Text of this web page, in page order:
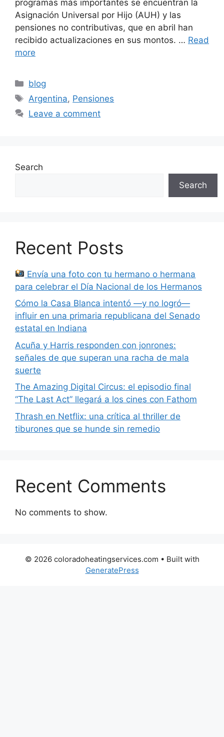
programas más importantes se encuentran la
Asignación Universal por Hijo (AUH) y las
pensiones no contributivas, que en abril han
recibido actualizaciones en sus montos. … Read
more
Categories
blog
Tags
Argentina, Pensiones
Leave a comment
Search
Search
Recent Posts
Envía una foto con tu hermano o hermana
para celebrar el Día Nacional de los Hermanos
Cómo la Casa Blanca intentó —y no logró—
influir en una primaria republicana del Senado
estatal en Indiana
Acuña y Harris responden con jonrones:
señales de que superan una racha de mala
suerte
The Amazing Digital Circus: el episodio final
“The Last Act” llegará a los cines con Fathom
Thrash en Netflix: una crítica al thriller de
tiburones que se hunde sin remedio
Recent Comments
No comments to show.
© 2026 coloradoheatingservices.com • Built with
GeneratePress